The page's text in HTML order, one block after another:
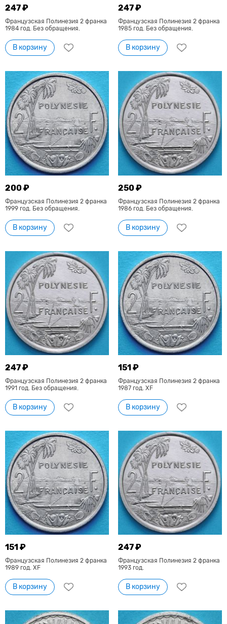
247 ₽
Французская Полинезия 2 франка
1984 год. Без обращения.
В корзину
247 ₽
Французская Полинезия 2 франка
1985 год. Без обращения.
В корзину
200 ₽
Французская Полинезия 2 франка
1999 год. Без обращения.
В корзину
250 ₽
Французская Полинезия 2 франка
1986 год. Без обращения.
В корзину
247 ₽
Французская Полинезия 2 франка
1991 год. Без обращения.
В корзину
151 ₽
Французская Полинезия 2 франка
1987 год. XF
В корзину
151 ₽
Французская Полинезия 2 франка
1989 год. XF
В корзину
247 ₽
Французская Полинезия 2 франка
1993 год.
В корзину